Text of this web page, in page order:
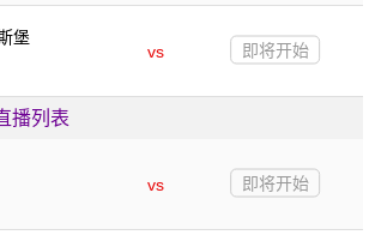
堡
vs
即将开始
播列表
vs
即将开始